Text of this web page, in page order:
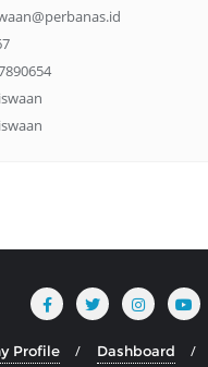
Profile Dashboard